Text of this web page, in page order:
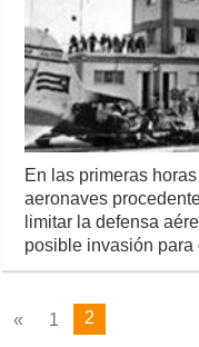
En las primeras
aeronaves
limitar la defensa
posible invasión
« 1 2